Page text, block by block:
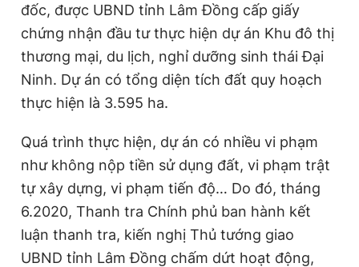
đốc, được UBND tỉnh Lâm Đồng cấp giấy
chứng nhận đầu tư thực hiện dự án Khu đô thị
thương mại, du lịch, nghỉ dưỡng sinh thái Đại
Ninh. Dự án có tổng diện tích đất quy hoạch
thực hiện là 3.595 ha.
Quá trình thực hiện, dự án có nhiều vi phạm
như không nộp tiền sử dụng đất, vi phạm trật
tự xây dựng, vi phạm tiến độ… Do đó, tháng
6.2020, Thanh tra Chính phủ ban hành kết
luận thanh tra, kiến nghị Thủ tướng giao
UBND tỉnh Lâm Đồng chấm dứt hoạt động,